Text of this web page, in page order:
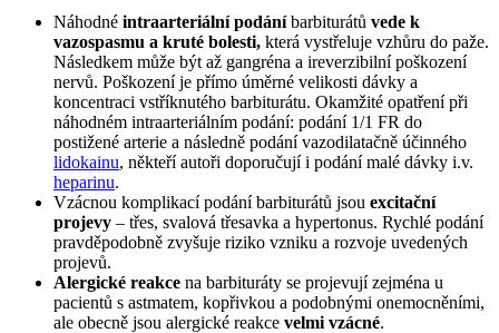
Náhodné intraarteriální podáníbarbiturátů vede k
vazospasmu a kruté bolesti, která vystřeluje vzhůru do paže.
Následkem může být až gangréna a ireverzibilní poškození
nervů. Poškození je přímo úměrné velikosti dávky a
koncentraci vstříknutého barbiturátu. Okamžité opatření při
náhodném intraarteriálním podání: podání 1/1 FR do
postižené arterie a následně podání vazodilatačně účinného
lidokainu, někteří autoři doporučují i podání malé dávky i.v.
heparinu.
Vzácnou komplikací podání barbiturátů jsou excitační
projevy – třes, svalová třesavka a hypertonus. Rychlé podání
pravděpodobně zvyšuje riziko vzniku a rozvoje uvedených
projevů.
Alergické reakce na barbituráty se projevují zejména u
pacientů s astmatem, kopřivkou a podobnými onemocněními,
ale obecně jsou alergické reakce velmi vzácné.